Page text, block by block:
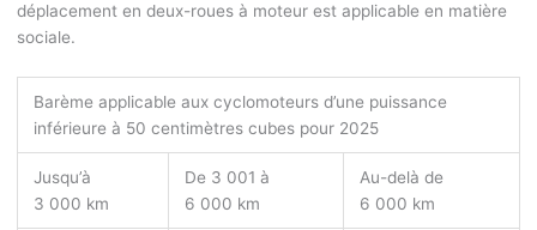
déplacement en deux-roues à moteur est applicable en matière
sociale.
Barème applicable aux cyclomoteurs d’une puissance
inférieure à 50 centimètres cubes pour 2025
Jusqu’à
3 000 km
De 3 001 à
6 000 km
Au-delà de
6 000 km